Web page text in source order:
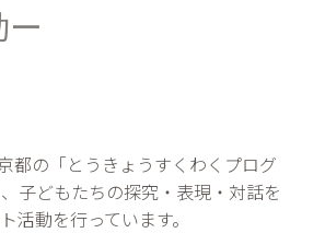
都の「とうきょうすくわくプログ
子どもたちの探究・表現・対話を
活動を行っています。